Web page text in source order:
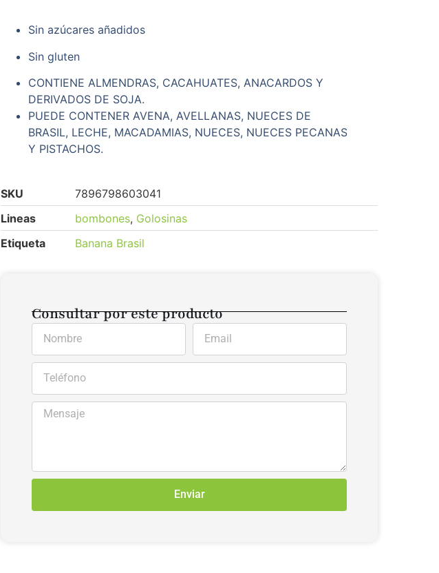
Sin azúcares añadidos
Sin gluten
CONTIENE ALMENDRAS, CACAHUATES, ANACARDOS Y
DERIVADOS DE SOJA.
PUEDE CONTENER AVENA, AVELLANAS, NUECES DE
BRASIL, LECHE, MACADAMIAS, NUECES, NUECES PECANAS
Y PISTACHOS.
SKU
7896798603041
Lineas
bombones, Golosinas
Etiqueta
Banana Brasil
Consultar por este producto
Enviar